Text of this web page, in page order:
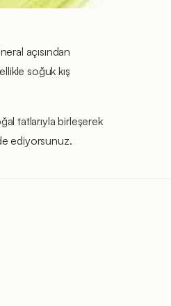
açısından
soğuk kış
tatlarıyla birleşerek
ediyorsunuz.